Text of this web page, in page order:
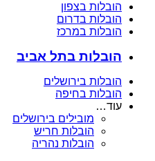
הובלות בצפון
הובלות בדרום
הובלות במרכז
הובלות בתל אביב
הובלות בירושלים
הובלות בחיפה
עוד…
מובילים בירושלים
הובלות חריש
הובלות נהריה